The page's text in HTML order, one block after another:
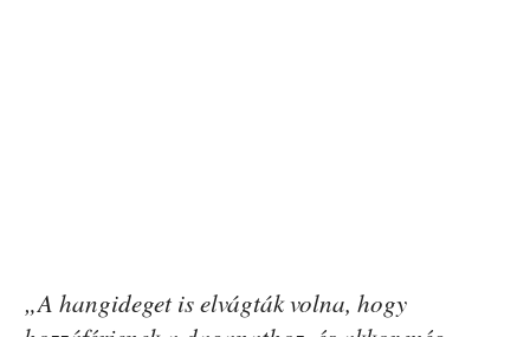
„A hangideget is elvágták volna, hogy